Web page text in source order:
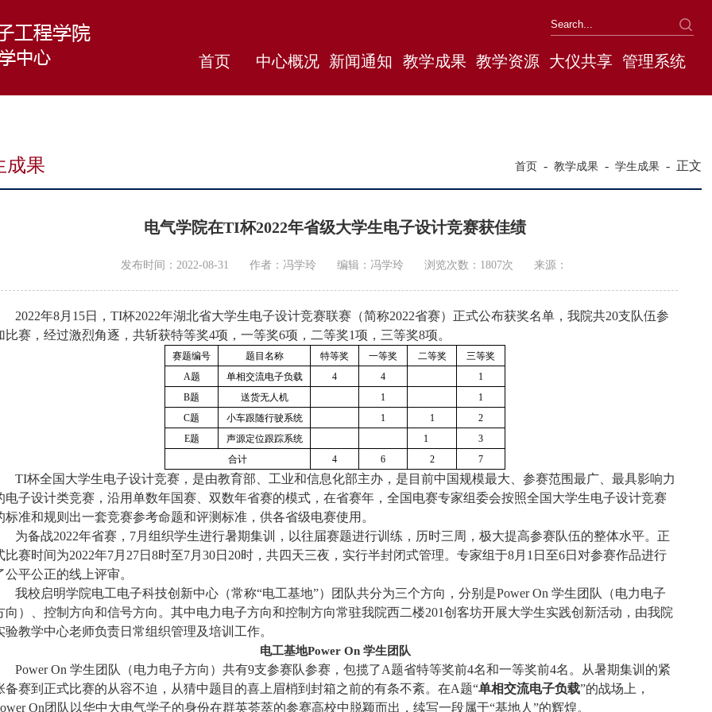
首页 中心概况 新闻通知 教学成果 教学资源 大仪共享 管理系统
成果 首页 - 教学成果 - 学生成果 - 正文
电气学院在TI杯2022年省级大学生电子设计竞赛获佳绩
发布时间：2022-08-31 作者：冯学玲 编辑：冯学玲 浏览次数： 1807次 来源：
2022年8月15日，TI杯2022年湖北省大学生电子设计竞赛联赛（简称2022省赛）正式公布获奖名单，我院共20支队伍参
比赛，经过激烈角逐，共斩获特等奖4项，一等奖6项，二等奖1项，三等奖8项。
赛题编号 题目名称 特等奖 一等奖 二等奖
三等奖
A题
单相交流电子负载 4 4
1
B题
送货无人机 1
1
C题
小车跟随行驶系统 1 1
2
E题
声源定位跟踪系统 1
3
合计
4 6 2 7
TI杯全国大学生电子设计竞赛，是由教育部、工业和信息化部主办，是目前中国规模最大、参赛范围最广、最具影响力
电子设计类竞赛，沿用单数年国赛、双数年省赛的模式，在省赛年，全国电赛专家组委会按照全国大学生电子设计竞赛
标准和规则出一套竞赛参考命题和评测标准，供各省级电赛使用。
为备战2022年省赛，7月组织学生进行暑期集训，以往届赛题进行训练，历时三周，极大提高参赛队伍的整体水平。正
比赛时间为2022年7月27日8时至7月30日 20时，共四天三夜，实行半封闭式管理。专家组于8月1日至6日对参赛作品进行
公平公正的线上评审。
我校启明学院电工电子科技创新中心（常称“电工基地”）团队共分为三个方向，分别是Power On 学生团队（电力电子
向）、控制方向和信号方向 。 其中电力电子方向和控制方向常驻我院西二楼201创客坊开展大学生实践创新活动，由我院
验教学中心老师负责日常组织管理及培训工作。
电工基地Power On 学生团队
Power On 学生团队（电力电子方向）共有9支参赛队参赛，包揽了A题省特等奖前4名和一等奖前4名。从暑期集训的紧
备赛到正式比赛的从容不迫，从猜中题目的喜上眉梢到封箱之前的有条不紊。在A题“单相交流电子负载”的战场上，
On团队 以华中大电气学子的身份在群英荟萃的参赛高校中脱颖而出，续写一段属于“基地人”的辉煌。